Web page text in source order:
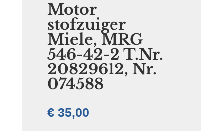
Motor
stofzuiger
Miele, MRG
546-42-2 T.Nr.
20829612, Nr.
074588
€35,00